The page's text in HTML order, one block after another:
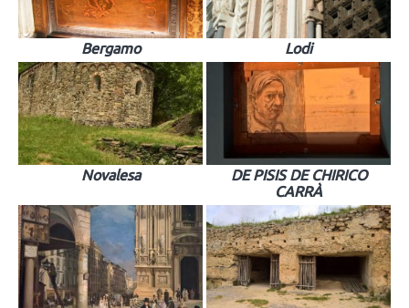
Bergamo Lodi
Novalesa
DE PISIS DE CHIRICO
CARRÀ